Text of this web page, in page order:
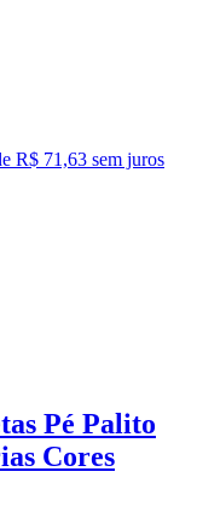
R$ 71,63 sem juros
Pé Palito
Cores